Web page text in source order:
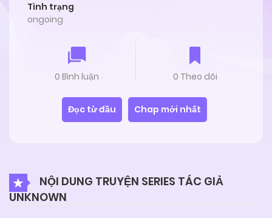
Tình trạng
ongoing
0 Bình luận 0 Theo dõi
Đọc từ đầu Chap mới nhất
NỘI DUNG TRUYỆN SERIES TÁC GIẢ
UNKNOWN